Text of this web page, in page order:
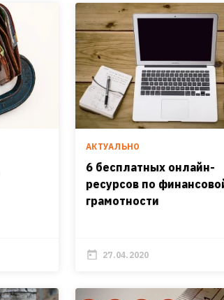
АКТУАЛЬНО
6 бесплатных онлайн-
ресурсов по
грамотности
27.04.2020